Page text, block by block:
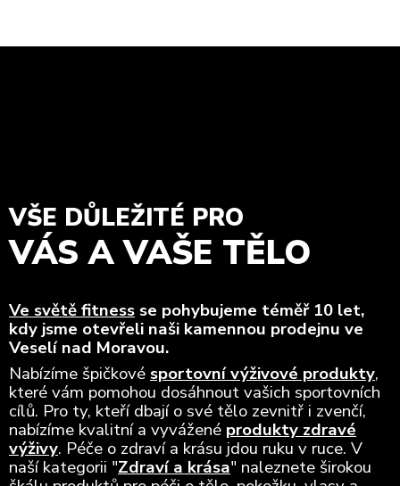
VŠE DŮLEŽITÉ PRO
VÁS A VAŠE TĚLO
Ve světě fitness se pohybujeme téměř 10 let,
kdy jsme otevřeli naši kamennou prodejnu ve
Veselí nad Moravou.
Nabízíme špičkovésportovní výživové produkty,
které vám pomohou dosáhnout vašich sportovních
cílů. Pro ty, kteří dbají o své tělo zevnitř i zvenčí,
nabízíme kvalitní a vyvážené produkty zdravé
výživy. Péče o zdraví a krásu jdou ruku v ruce. V
naší kategorii "Zdraví a krása" naleznete širokou